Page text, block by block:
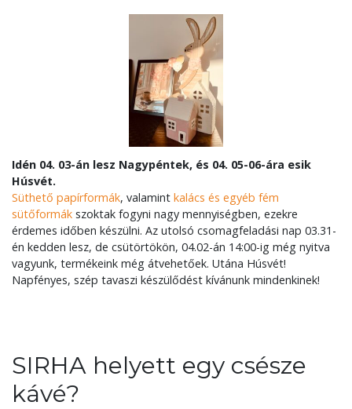
Idén 04. 03-án lesz Nagypéntek, és 04. 05-06-ára esik
Húsvét.
Süthető papírformák, valamint kalács és egyéb fém
sütőformák szoktak fogyni nagy mennyiségben, ezekre
érdemes időben készülni. Az utolsó csomagfeladási nap 03.31-
én kedden lesz, de csütörtökön, 04.02-án 14:00-ig még nyitva
vagyunk, termékeink még átvehetőek. Utána Húsvét!
Napfényes, szép tavaszi készülődést kívánunk mindenkinek!
SIRHA helyett egy csésze
kávé?